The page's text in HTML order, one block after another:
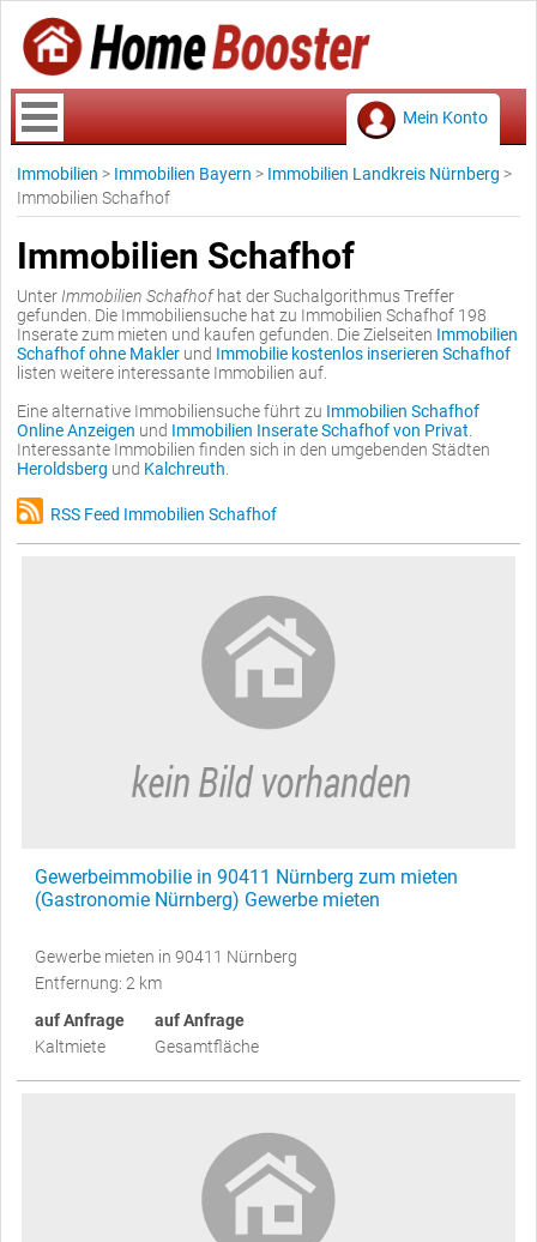
Mein Konto
Immobilien > Immobilien Bayern > Immobilien Landkreis Nürnberg >
Immobilien Schafhof
Immobilien Schafhof
Unter Immobilien Schafhofhat der Suchalgorithmus Treffer
gefunden. Die Immobiliensuche hat zu Immobilien Schafhof 198
Inserate zum mieten und kaufen gefunden. Die Zielseiten Immobilien
Schafhof ohne Makler und Immobilie kostenlos inserieren Schafhof
listen weitere interessante Immobilien auf.
Eine alternative Immobiliensuche führt zu Immobilien Schafhof
Online Anzeigen und Immobilien Inserate Schafhof von Privat
Interessante Immobilien finden sich in den umgebenden Städten
Heroldsberg und Kalchreuth
RSS Feed Immobilien Schafhof
Gewerbeimmobilie in 90411 Nürnberg zum mieten
(Gastronomie Nürnberg) Gewerbe mieten
Gewerbe mieten in 90411 Nürnberg
Entfernung: 2 km
auf Anfrage
Kaltmiete
auf Anfrage
Gesamtfläche